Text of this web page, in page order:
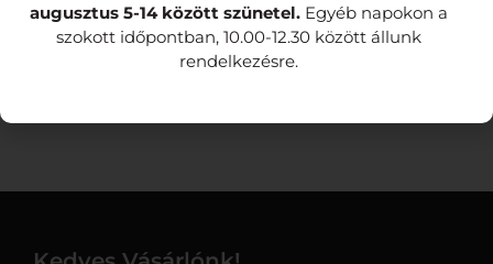
Kariya női mez
17.960
Nagano Mez
augusztus 5-14 között szünetel. Egyéb napokon a
szokott időpontban, 10.00-12.30 között állunk
rendelkezésre.